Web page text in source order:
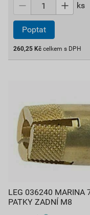
ks
Poptat
260,25 Kč celkem s DPH
LEG 036240 MARINA
PATKY ZADNÍ M8